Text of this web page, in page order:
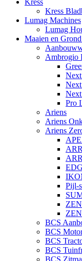
Kress
Lumag Machines
Lumag
Maaien en
Ambrogio
Pro
Ariens
Ariens
Ariens
Pijl-
BCS
BCS
BCS
BCS
BCS